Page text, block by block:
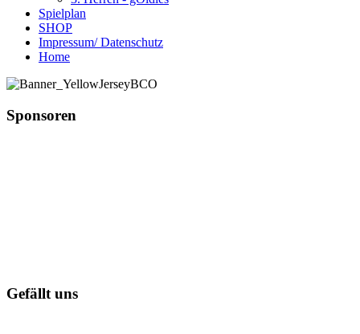
Spielplan
SHOP
Impressum/ Datenschutz
Home
Sponsoren
Gefällt uns